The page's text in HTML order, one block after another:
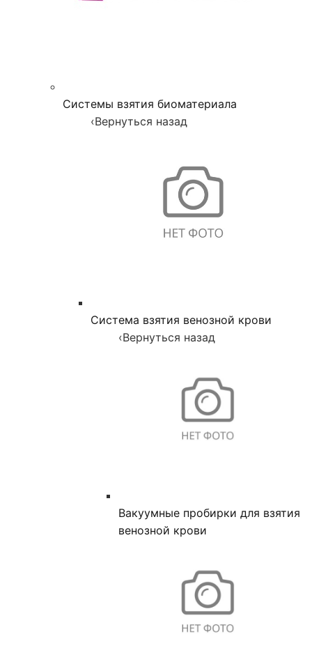
Системы взятия биоматериала
‹Вернуться назад
Система взятия венозной крови
‹Вернуться назад
Вакуумные пробирки для взятия
венозной крови